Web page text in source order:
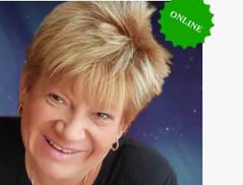
ONLINE
Katka
s výkladem z cikánských a
Pomohu Vám s rozhodnutím
a ve všem, na co se mě